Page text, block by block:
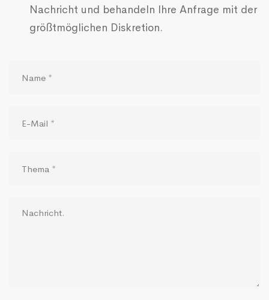
Nachricht und behandeln Ihre Anfrage mit der
größtmöglichen Diskretion.